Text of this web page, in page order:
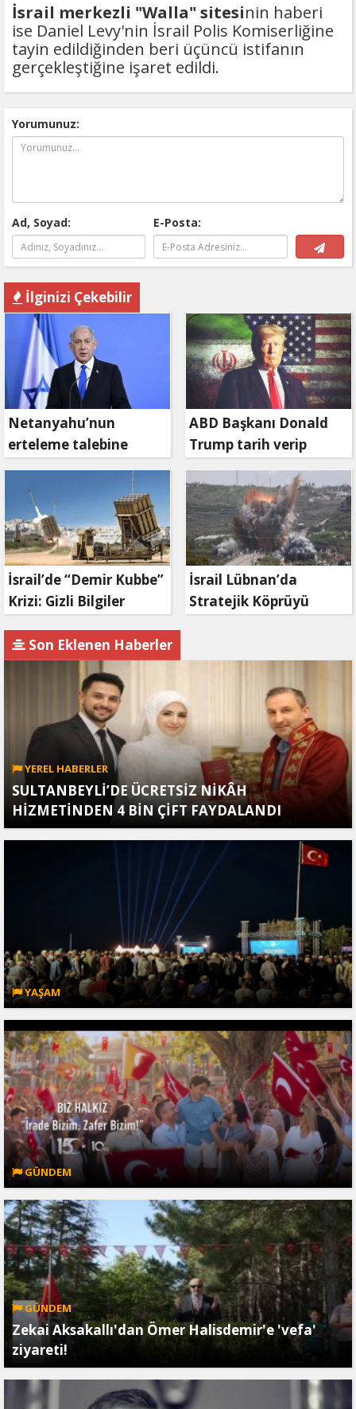
İsrail merkezli "Walla" sitesinin haberi
ise Daniel Levy'nin İsrail Polis Komiserliğine
tayin edildiğinden beri üçüncü istifanın
gerçekleştiğine işaret edildi.
Yorumunuz:
Ad, Soyad: E-Posta:
İlginizi Çekebilir
Netanyahu’nun
erteleme talebine
mahkemeden ret
ABD Başkanı Donald
Trump tarih verip
duyurdu: Savaş ne
zaman bitecek?
İsrail’de “Demir Kubbe”
Krizi: Gizli Bilgiler
Gözaltında
İsrail Lübnan’da
Stratejik Köprüyü
Son Eklenen Haberler
YEREL HABERLER
SULTANBEYLİ’DE ÜCRETSİZ NİKÂH
HİZMETİNDEN 4 BİN ÇİFT FAYDALANDI
YAŞAM
GÜNDEM
GÜNDEM
Zekai Aksakallı'dan Ömer Halisdemir'e 'vefa'
ziyareti!